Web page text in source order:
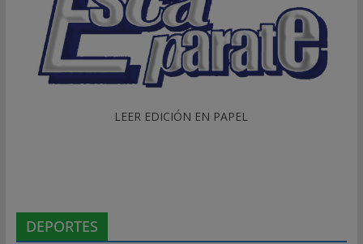
LEER EDICIÓN EN PAPEL
DEPORTES